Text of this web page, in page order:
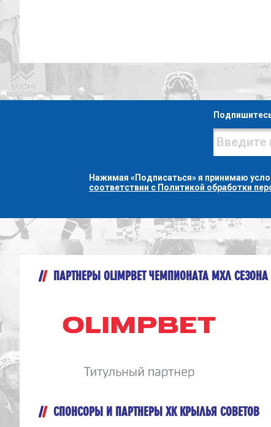
Нажимая «Подписаться» я принимаю
соответствии с Политикой обработки
ПАРТНЕРЫ OLIMPBET ЧЕМПИОНАТА МХЛ
СПОНСОРЫ И ПАРТНЕРЫ ХК КРЫЛЬЯ СОВЕТОВ